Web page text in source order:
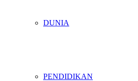
DUNIA
PENDIDIKAN